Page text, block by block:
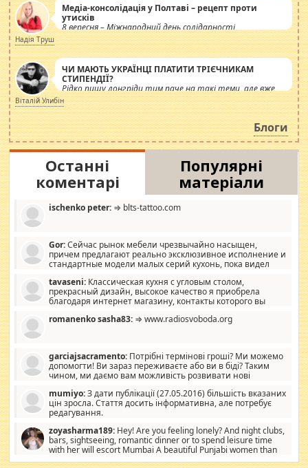
Медіа-консолідація у Полтаві – рецепт проти
утисків
8 вересня – Міжнародний день солідарності
журналістів.
Надія Труш
ЧИ МАЮТЬ УКРАЇНЦІ ПЛАТИТИ ТРІЄЧНИКАМ
СТИПЕНДІЇ?
Рідко пишу лонгріди тим паче на такі теми, але вже
просто дістало! Обурюють сьогоднішні інсенуації
навколо стипендіального питання. Штучно
роздувається ще одна соціальна катастрофа.
Віталій Улибін
Блоги
Останні
коментарі
Популярні
матеріали
ischenko peter: ⇒ blts-tattoo.com
Gor:Сейчас рынок мебели чрезвычайно насыщен,
причем предлагают реально эксклюзивное исполнение и
стандартные модели малых серий кухонь, пока видел
стандартные формы, в MebelOk, креативненько и что главное -
со вкусом все в порядке, без ненужных наворотов удорожающих
мебель, а это не последний фактор.
tavaseni: Классическая кухня с угловым столом,
прекрасный дизайн, высокое качество я приобрела
благодаря интернет магазину, контакты которого вы
romanenko sasha83: ⇒ www.radiosvoboda.org
garciajsacramento: Потрібні термінові гроші? Ми можемо
допомогти! Ви зараз переживаєте або ви в біді? Таким
чином, ми даємо вам можливість розвивати нові
допомагати людям, які намагаються дати їм шанс. Кожен
заслуговує на другий шанс, і, оскільки влада не зможе, вони
повинні приймати від інших. Для нас нема багато суми, і зрілість
витрат, а тільки узгоджених сум і нічого іншого. Не чекайте і не
коментуйте цей пост. Введіть суму, яку ви хочете подати, і ми
зв'яжемося з вами з усіма варіантами. зв'яжіться з нами
сьогодні на garciajsacramento@gmail.com Вам потрібні термінові
mumiyo:З дати публікації (27.05.2016) більшість вказаних
цін зросла. Стаття досить інформативна, але потребує
редагування.
zoyasharma189: Hey! Are you feeling lonely? And night clubs,
bars, sightseeing, romantic dinner or to spend leisure time
with her will escort Mumbai A beautiful Punjabi women than
sexy escort companion in arms that you guys feel like 5 star luxury